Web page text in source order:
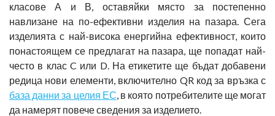
класове А и В, оставяйки място за постепенно
навлизане на по-ефективни изделия на пазара. Сега
изделията с най-висока енергийна ефективност, които
понастоящем се предлагат на пазара, ще попадат най-
често в клас C или D. На етикетите ще бъдат добавени
редица нови елементи, включително QR код за връзка с
база данни за целия ЕС, в която потребителите ще могат
да намерят повече сведения за изделието.